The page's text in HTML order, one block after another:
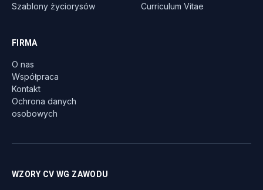
Szablony życiorysów
Curriculum Vitae
FIRMA
O nas
Współpraca
Kontakt
Ochrona danych
osobowych
WZORY CV WG ZAWODU